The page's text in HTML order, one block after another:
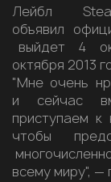
Лейбл
объявил
выйдет 4
октября 2013
"Мне очень
и сейчас
приступаем
чтобы
всему миру", —